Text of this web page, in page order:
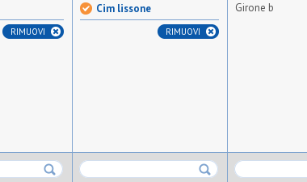
RIMUOVI
Cim lissone
RIMUOVI
Girone b